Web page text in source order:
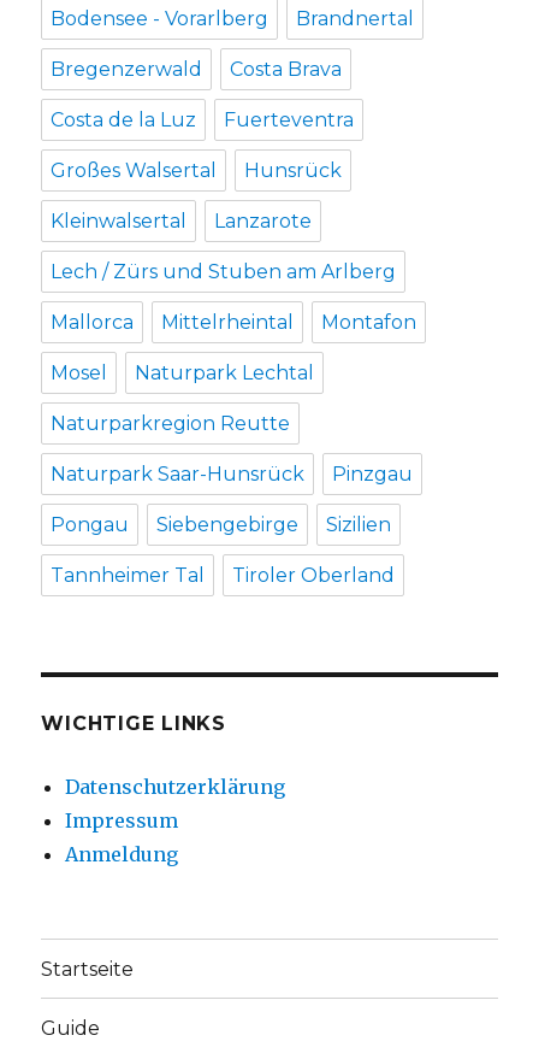
Bodensee - Vorarlberg Brandnertal
Bregenzerwald Costa Brava
Costa de la Luz Fuerteventra
Großes Walsertal Hunsrück
Kleinwalsertal Lanzarote
Lech / Zürs und Stuben am Arlberg
Mallorca Mittelrheintal Montafon
Mosel Naturpark Lechtal
Naturparkregion Reutte
Naturpark Saar-Hunsrück Pinzgau
Pongau Siebengebirge Sizilien
Tannheimer Tal Tiroler Oberland
WICHTIGE LINKS
Datenschutzerklärung
Impressum
Anmeldung
Startseite
Guide